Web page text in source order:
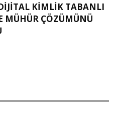
KIMLIK TABANLI
MÜHÜR ÇÖZÜMÜNÜ